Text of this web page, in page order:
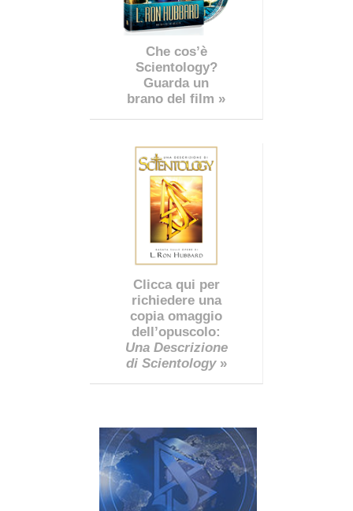
Che cos’è
Scientology?
Guarda un
brano del film »
Clicca qui per
richiedere una
copia omaggio
dell’opuscolo:
Una Descrizione
di Scientology»